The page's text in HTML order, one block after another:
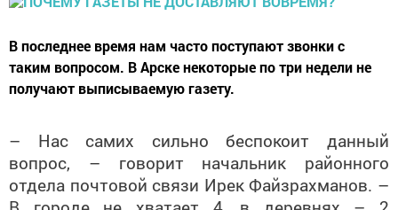
В последнее время нам часто поступают звонки с
таким вопросом. В Арске некоторые по три недели не
получают выписываемую газету.
– Нас самих сильно беспокоит данный
вопрос, – говорит начальник районного
отдела почтовой связи Ирек Файзрахманов. –